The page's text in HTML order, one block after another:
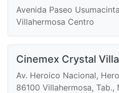
Avenida Paseo
Villahermosa Centro
Cinemex Crystal
Av. Heroico Nacional,
86100 Villahermosa, Tab.,